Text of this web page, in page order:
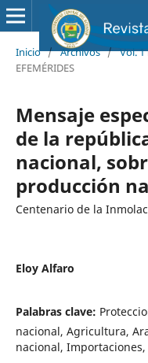
Inicio / Archivos / Vol. 1
EFEMÉRIDES
Mensaje
de la
nacional,
producción
Centenario de la
Eloy Alfaro
Palabras clave:
nacional, Agricultura,
nacional, Importaciones,